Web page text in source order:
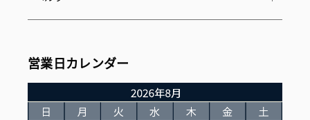
営業日カレンダー